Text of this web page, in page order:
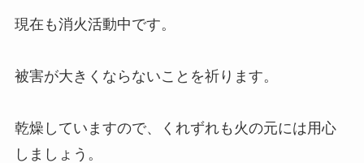
現在も消火活動中です。
被害が大きくならないことを祈ります。
乾燥していますので、くれずれも火の元には用心
しましょう。